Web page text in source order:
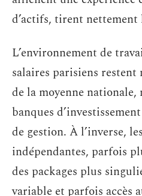
d’actifs, tirent
L’environnement de
salaires parisiens restent
de la moyenne nationale,
banques
de gestion. À l’inverse,
indépendantes, parfois
des packages plus
variable et parfois accès